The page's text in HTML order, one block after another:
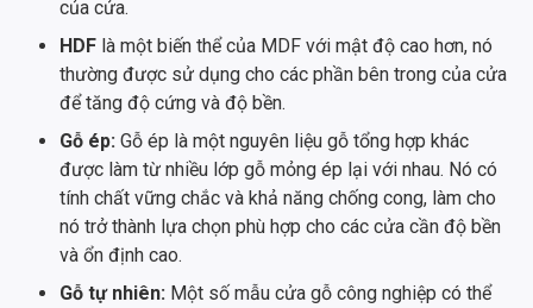
của cửa.
HDF là một biến thể của MDF với mật độ cao hơn, nó
thường được sử dụng cho các phần bên trong của cửa
để tăng độ cứng và độ bền.
Gỗ ép: Gỗ ép là một nguyên liệu gỗ tổng hợp khác
được làm từ nhiều lớp gỗ mỏng ép lại với nhau. Nó có
tính chất vững chắc và khả năng chống cong, làm cho
nó trở thành lựa chọn phù hợp cho các cửa cần độ bền
và ổn định cao.
Gỗ tự nhiên: Một số mẫu cửa gỗ công nghiệp có thể